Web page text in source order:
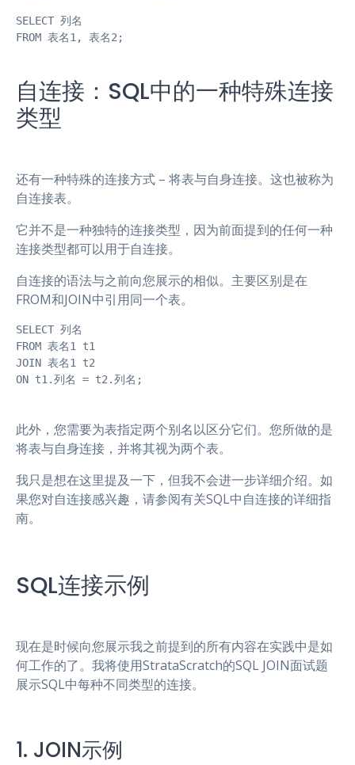
SELECT 列名
FROM 表名1, 表名2;
自连接：SQL中的一种特殊连接
类型
还有一种特殊的连接方式 – 将表与自身连接。这也被称为
自连接表。
它并不是一种独特的连接类型，因为前面提到的任何一种
连接类型都可以用于自连接。
自连接的语法与之前向您展示的相似。主要区别是在
FROM和JOIN中引用同一个表。
SELECT 列名
FROM 表名1 t1
JOIN 表名1 t2
ON t1.列名 = t2.列名;
此外，您需要为表指定两个别名以区分它们。您所做的是
将表与自身连接，并将其视为两个表。
我只是想在这里提及一下，但我不会进一步详细介绍。如
果您对自连接感兴趣，请参阅有关SQL中自连接的详细指
南。
SQL连接示例
现在是时候向您展示我之前提到的所有内容在实践中是如
何工作的了。我将使用StrataScratch的SQL JOIN面试题
展示SQL中每种不同类型的连接。
1. JOIN示例